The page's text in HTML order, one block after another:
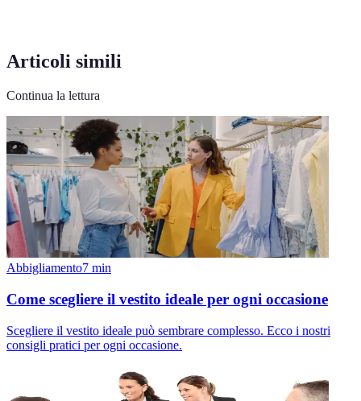
Articoli simili
Continua la lettura
Abbigliamento7 min
Come scegliere il vestito ideale per ogni occasione
Scegliere il vestito ideale può sembrare complesso. Ecco i nostri
consigli pratici per ogni occasione.